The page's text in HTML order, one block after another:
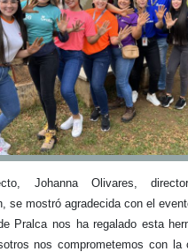
Johanna Olivares,
se mostró agradecida con el
Pralca nos ha regalado esta
nos comprometemos con la